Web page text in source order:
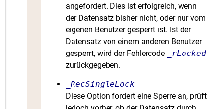
angefordert. Dies ist erfolgreich, wenn
der Datensatz bisher nicht, oder nur vom
eigenen Benutzer gesperrt ist. Ist der
Datensatz von einem anderen Benutzer
gesperrt, wird der Fehlercode
_rLocked
zurückgegeben.
_RecSingleLock
Diese Option fordert eine Sperre an, prüft